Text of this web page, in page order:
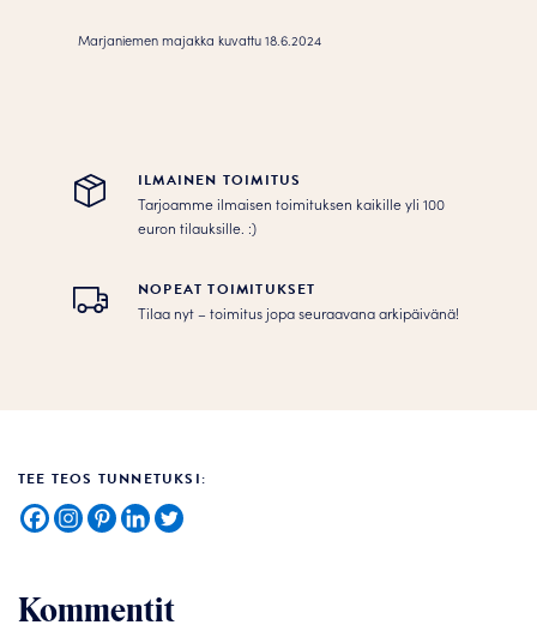
Marjaniemen majakka kuvattu 18.6.2024
ILMAINEN TOIMITUS
Tarjoamme ilmaisen toimituksen kaikille yli 100
euron tilauksille. :­­)
NOPEAT TOIMITUKSET
Tilaa nyt – toimitus jopa seuraavana arkipäivänä!
TEE TEOS TUNNETUKSI:
Kommentit